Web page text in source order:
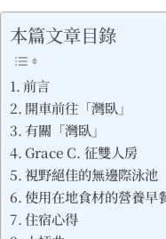
本篇文章目錄
前言
開車前往「灣臥」
有關「灣臥」
Grace C. 征雙人房
視野絕佳的無邊際泳池
使用在地食材的營養早
住宿心得